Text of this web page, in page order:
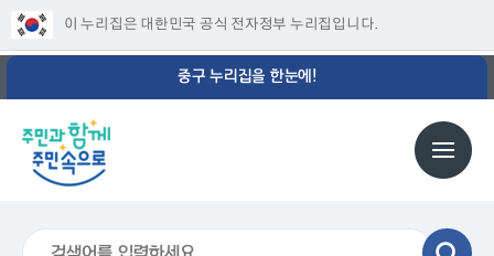
이 누리집은 대한민국 공식 전자정부 누리집입니다.
중구 누리집을 한눈에!